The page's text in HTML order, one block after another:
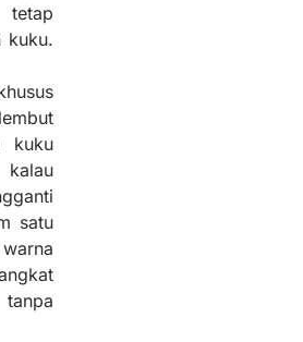
kuku.
kuku
satu